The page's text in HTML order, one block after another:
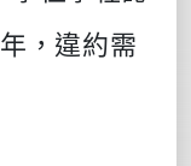
年，違約需